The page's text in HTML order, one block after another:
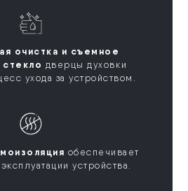
очистка и съемное
дверцы духовки
ухода за устройством.
обеспечивает
устройства.